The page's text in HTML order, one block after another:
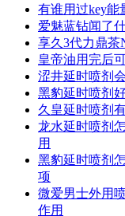
有谁用过key能
爱魅蓝钻闻了
享久3代力鼎茶
皇帝油用完后
涩井延时喷剂
黑豹延时喷剂
久皇延时喷剂
龙水延时喷剂
用
黑豹延时喷剂
项
微爱男士外用
作用